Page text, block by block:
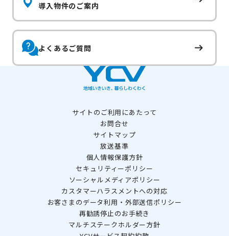
導入物件のご案内
よくあるご質問
サイトのご利用にあたって
お問合せ
サイトマップ
放送基準
個人情報保護方針
セキュリティーポリシー
ソーシャルメディアポリシー
カスタマーハラスメントへの対応
お客さまのデータ利用・外部送信ポリシー
再勧誘停止のお手続き
マルチステークホルダー方針